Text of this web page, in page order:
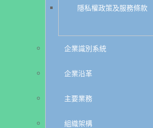
隱私權政策及服務條款
企業識別系統
企業沿革
主要業務
組織架構